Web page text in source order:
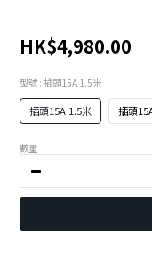
HK$4,980.00
型號 : 插頭15A 1.5米
插頭15A 1.5米 插頭
數量